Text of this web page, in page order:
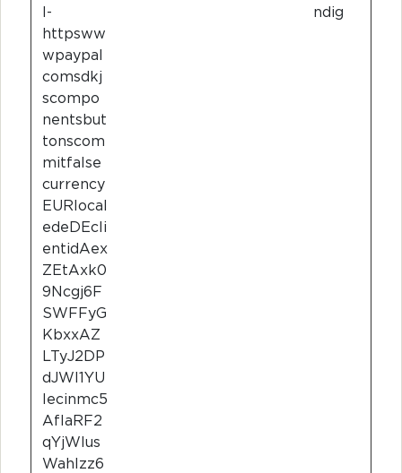
l-
httpsww
wpaypal
comsdkj
scompo
nentsbut
tonscom
mitfalse
currency
EURlocal
edeDEcli
entidAex
ZEtAxk0
9Ncgj6F
SWFFyG
KbxxAZ
LTyJ2DP
dJWl1YU
lecinmc5
AfIaRF2
qYjWlus
Wahlzz6
ndig